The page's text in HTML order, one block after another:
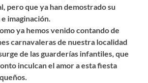
pero que ya han demostrado su
imaginación.
ya hemos venido contando de
carnavaleras de nuestra localidad
de las guarderías infantiles, que
inculcan el amor a esta fiesta